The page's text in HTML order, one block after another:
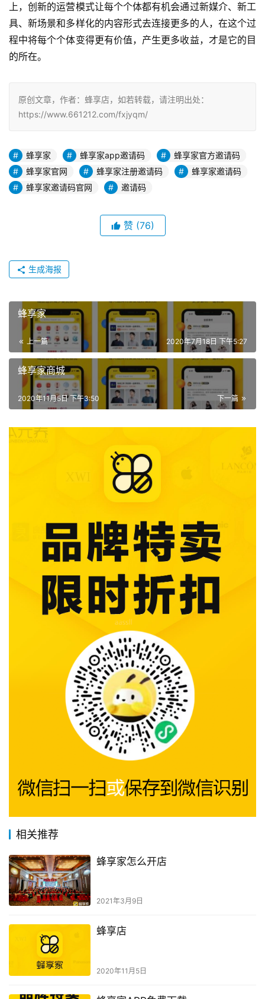
上，创新的运营模式让每个个体都有机会通过新媒介、新工
具、新场景和多样化的内容形式去连接更多的人，在这个过
程中将每个个体变得更有价值，产生更多收益，才是它的目
的所在。
原创文章，作者：蜂享店，如若转载，请注明出处：
https://www.661212.com/fxjyqm/
蜂享家 蜂享家app邀请码
蜂享家官方邀请码
蜂享家官网
蜂享家注册邀请码
蜂享家邀请码
蜂享家邀请码官网
邀请码
赞 (76)
生成海报
蜂享家
上一篇 2020年7月18日 下午5:27
蜂享家商城
下一篇
2020年11月5日 下午3:50
相关推荐
蜂享家怎么开店
2021年3月9日
蜂享店
2020年11月5日